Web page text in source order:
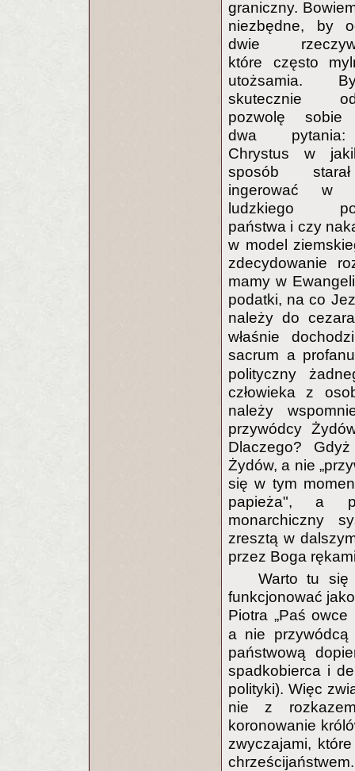
graniczny.
niezbędne, by
dwie
które często
utożsamia.
skutecznie
pozwolę sobie
dwa
Chrystus w
sposób
ingerować w
ludzkiego
państwa i czy
w model
zdecydowanie
mamy w
podatki, na co
należy do
właśnie
sacrum a
polityczny
człowieka z
należy
przywódcy
Dlaczego?
Żydów, a nie
się w tym
papieża", a
monarchiczny
zresztą w
przez Boga
Warto tu się
funkcjonować
Piotra „Paś
a nie przywódcą
państwową
spadkobierca i
polityki). Więc
nie z
koronowanie
zwyczajami,
chrześcijaństwem.